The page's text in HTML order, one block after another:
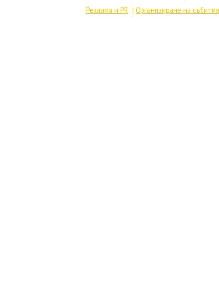
Реклама и PR | Организиране на събития